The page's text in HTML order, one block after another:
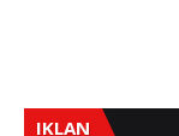
IKLAN